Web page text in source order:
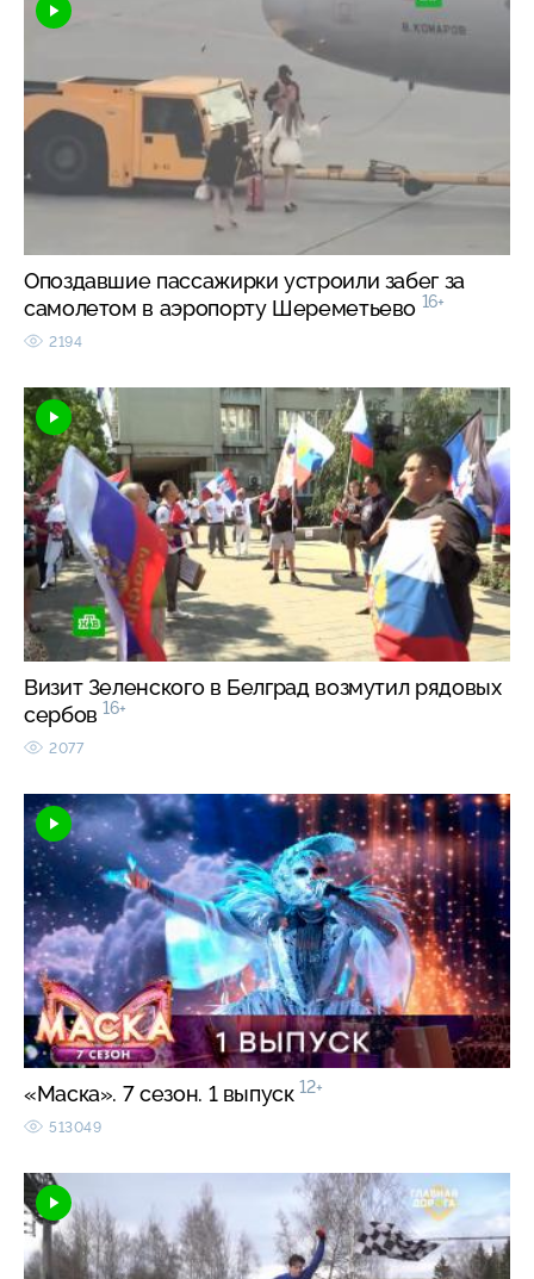
Опоздавшие пассажирки устроили забег за
самолетом в аэропорту Шереметьево 16+
2194
Визит Зеленского в Белград возмутил рядовых
сербов 16+
2077
«Маска». 7 сезон. 1 выпуск 12+
513049